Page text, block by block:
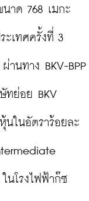
นาด 768 เมกะ
ะเทศครั้งที่ 3
นทาง BKV-BPP
ทย่อย BKV
นในอัตราร้อยละ
นโรงไฟฟ้าก๊ซ